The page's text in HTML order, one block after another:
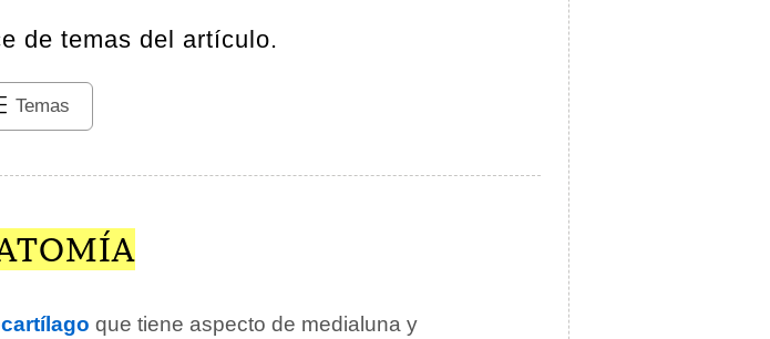
de temas del artículo.
Temas
que tiene aspecto de medialuna y